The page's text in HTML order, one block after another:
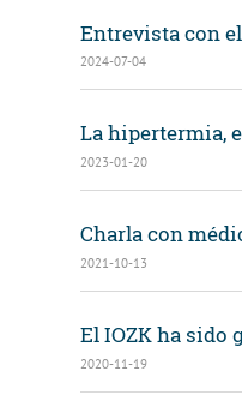
Entrevista con
2024-07-04
La hipertermia,
2023-01-20
Charla con
2021-10-13
El IOZK ha sido
2020-11-19